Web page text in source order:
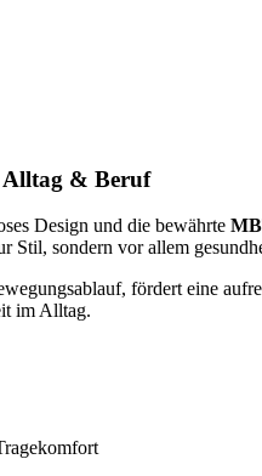
& Beruf
Design und die bewährte
Stil, sondern vor allem
fördert eine
im Alltag.